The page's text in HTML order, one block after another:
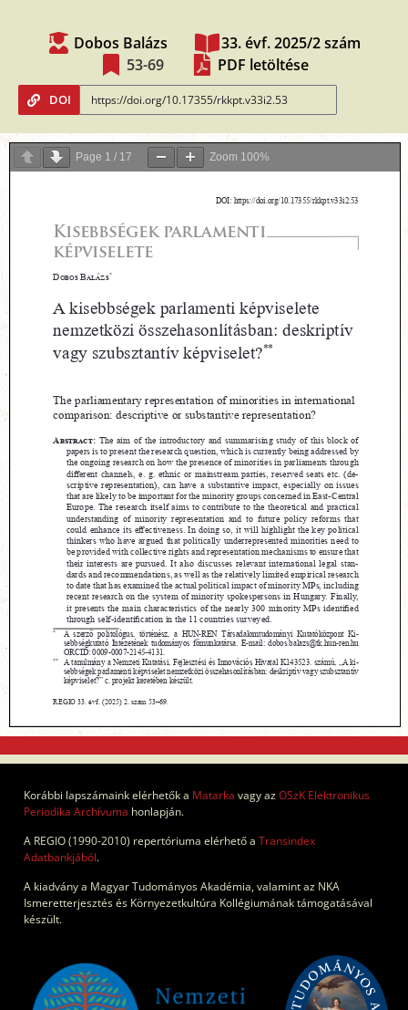
Dobos Balázs
33. évf. 2025/2 szám
53-69
PDF letöltése
DOI
Page 1 / 17 Zoom 100%
Korábbi lapszámaink elérhetők a Matarka vagy azOSzK Elektronikus
Periodika Archívuma honlapján.
A REGIO (1990-2010) repertóriuma elérhető a Transindex
Adatbankjából.
A kiadvány a Magyar Tudományos Akadémia, valamint az NKA
Ismeretterjesztés és Környezetkultúra Kollégiumának támogatásával
készült.